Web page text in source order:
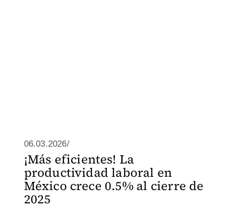
06.03.2026/
¡Más eficientes! La
productividad laboral en
México crece 0.5% al cierre de
2025